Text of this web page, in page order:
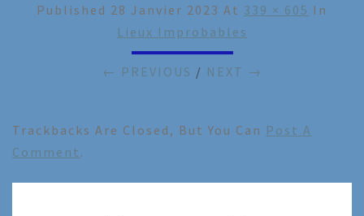
Published 28 Janvier 2023 At 339 × 605 In
Lieux Improbables
← PREVIOUS / NEXT →
Trackbacks Are Closed, But You Can Post A
Comment .